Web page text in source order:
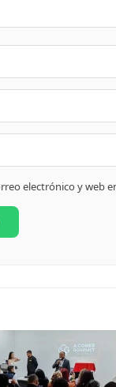
electrónico y web